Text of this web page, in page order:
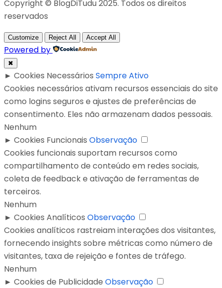
Copyright © BlogDiTudu 2025. Todos os direitos
reservados
Customize Reject All Accept All
Powered by
✖
► Cookies Necessários Sempre Ativo
Cookies necessários ativam recursos essenciais do site
como logins seguros e ajustes de preferências de
consentimento. Eles não armazenam dados pessoais.
Nenhum
► Cookies Funcionais Observação
Cookies funcionais suportam recursos como
compartilhamento de conteúdo em redes sociais,
coleta de feedback e ativação de ferramentas de
terceiros.
Nenhum
► Cookies Analíticos Observação
Cookies analíticos rastreiam interações dos visitantes,
fornecendo insights sobre métricas como número de
visitantes, taxa de rejeição e fontes de tráfego.
Nenhum
► Cookies de Publicidade Observação